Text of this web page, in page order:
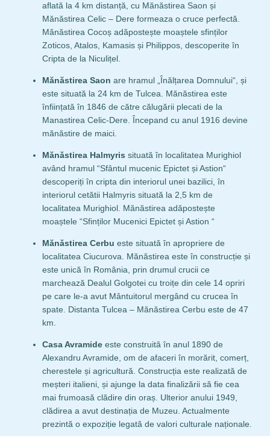
aflată la 4 km distanță, cu Mănăstirea Saon și
Mănăstirea Celic – Dere formeaza o cruce perfectă.
Mănăstirea Cocoș adăpostește moaștele sfinților
Zoticos, Atalos, Kamasis și Philippos, descoperite în
Cripta de la Niculițel.
Mănăstirea Saon are hramul „Înălțarea Domnului“, și
este situată la 24 km de Tulcea. Mănăstirea este
înființată în 1846 de către călugării plecati de la
Manastirea Celic-Dere. Începand cu anul 1916 devine
mănăstire de maici.
Mănăstirea Halmyris situată în localitatea Murighiol
având hramul “Sfântul mucenic Epictet și Astion“
descoperiți în cripta din interiorul unei bazilici, în
interiorul cetătii Halmyris situată la 2,5 km de
localitatea Murighiol. Mănăstirea adăpostește
moaștele “Sfinților Mucenici Epictet și Astion “
Mănăstirea Cerbu este situată în apropriere de
localitatea Ciucurova. Mănăstirea este în construcție și
este unică în România, prin drumul crucii ce
marchează Dealul Golgotei cu troițe din cele 14 opriri
pe care le-a avut Mântuitorul mergând cu crucea în
spate. Distanta Tulcea – Mănăstirea Cerbu este de 47
km.
Casa Avramide este construită în anul 1890 de
Alexandru Avramide, om de afaceri în morărit, comerț,
cherestele și agricultură. Construcția este realizată de
meșteri italieni, și ajunge la data finalizării să fie cea
mai frumoasă clădire din oraș. Ulterior anului 1949,
clădirea a avut destinația de Muzeu. Actualmente
prezintă o expoziție legată de valori culturale naționale.